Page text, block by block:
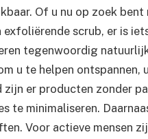
Of u nu op zoek
scrub, er is
tegenwoordig
u te helpen ontspannen,
zijn er producten zonder
te minimaliseren.
Voor actieve mensen